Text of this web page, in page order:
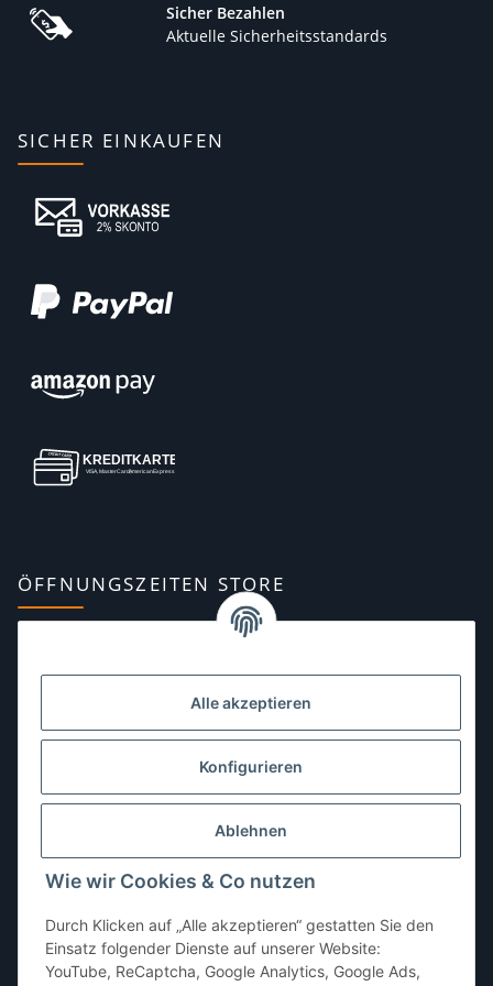
Alle akzeptieren
Konfigurieren
Ablehnen
Wie wir Cookies & Co nutzen
Durch Klicken auf „Alle akzeptieren“ gestatten Sie den
Einsatz folgender Dienste auf unserer Website:
YouTube, ReCaptcha, Google Analytics, Google Ads,
Sicher Bezahlen
Aktuelle Sicherheitsstandards
SICHER EINKAUFEN
ÖFFNUNGSZEITEN STORE
10:00–13:00, 14:00–18:00 Uhr
Dienstag:10:00–13:00, 14:00–16:00 Uhr
10:00–13:00 Uhr
Freitag:10:00–13:00, 14:00–18:00 Uhr
Sonntag: geschlossen